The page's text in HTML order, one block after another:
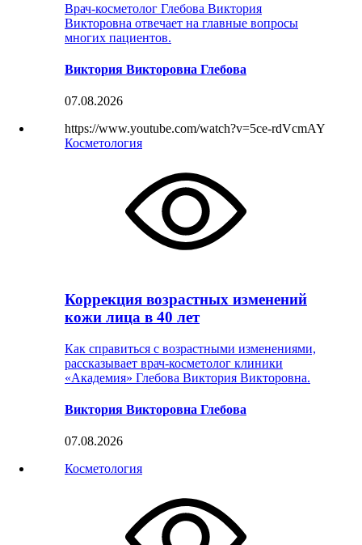
Врач-косметолог Глебова Виктория
Викторовна отвечает на главные вопросы
многих пациентов.
Виктория Викторовна Глебова
07.08.2026
https://www.youtube.com/watch?v=5ce-rdVcmAY
Косметология
Коррекция возрастных изменений
кожи лица в 40 лет
Как справиться с возрастными изменениями,
рассказывает врач-косметолог клиники
«Академия» Глебова Виктория Викторовна.
Виктория Викторовна Глебова
07.08.2026
Косметология